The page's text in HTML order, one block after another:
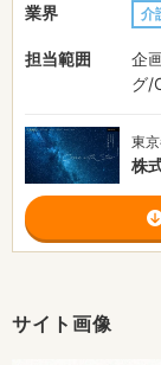
サイト画像
業界 介
担当範囲
企
グ/
東
株